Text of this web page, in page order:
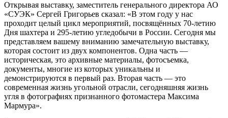
Открывая выставку, заместитель генерального директора АО
«СУЭК» Сергей Григорьев сказал: «В этом году у нас
проходит целый цикл мероприятий, посвящённых 70-летию
Дня шахтера и 295-летию угледобычи в России. Сегодня мы
представляем вашему вниманию замечательную выставку,
которая состоит из двух компонентов. Одна часть —
историческая, это архивные материалы, фотосъемка,
документы, многие из которых уникальны и
демонстрируются в первый раз. Вторая часть — это
современная жизнь угольной отрасли, сегодняшняя жизнь
угля в фотографиях признанного фотомастера Максима
Мармура».